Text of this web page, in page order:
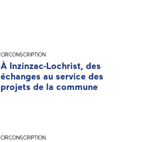
CIRCONSCRIPTION
À Inzinzac-Lochrist, des
échanges au service des
projets de la commune
CIRCONSCRIPTION